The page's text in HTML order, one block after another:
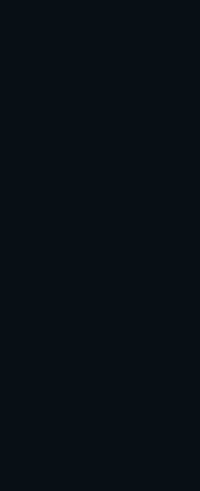
in
"Il mio